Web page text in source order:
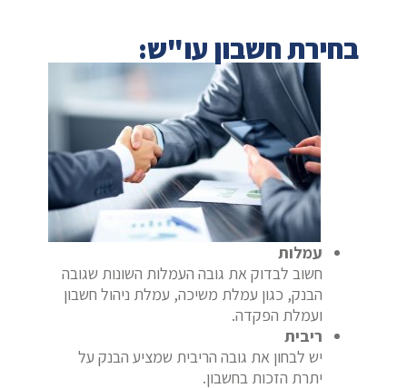
בחירת חשבון עו"ש:
עמלות
חשוב לבדוק את גובה העמלות השונות שגובה
הבנק, כגון עמלת משיכה, עמלת ניהול חשבון
ועמלת הפקדה.
ריבית
יש לבחון את גובה הריבית שמציע הבנק על
יתרת הזכות בחשבון.